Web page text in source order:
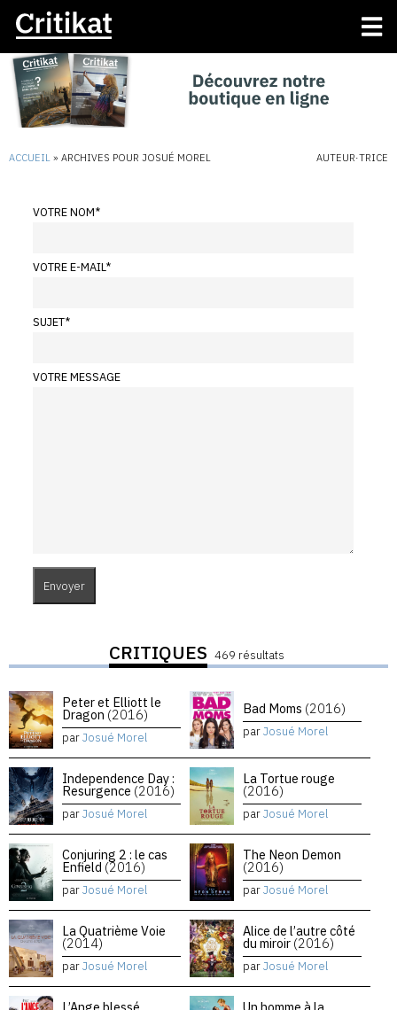
ACCUEIL » ARCHIVES POUR JOSUÉ MOREL AUTEUR·TRICE
VOTRE NOM*
VOTRE E-MAIL*
SUJET*
VOTRE MESSAGE
CRITIQUES 469 résultats
Peter et Elliott le
Dragon (2016)
parJosué Morel
Bad Moms (2016)
parJosué Morel
Independence Day :
Resurgence (2016)
parJosué Morel
La Tortue rouge
(2016)
parJosué Morel
Conjuring 2 : le cas
Enfield (2016)
parJosué Morel
The Neon Demon
(2016)
parJosué Morel
La Quatrième Voie
(2014)
parJosué Morel
Alice de l’autre côté
du miroir (2016)
parJosué Morel